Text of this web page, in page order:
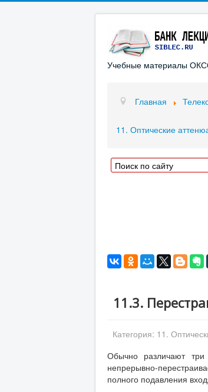
Учебные материалы
Главная
11. Оптические
11.3.
Категория: 11.
Обычно различают три
непрерывно-
полного подавления